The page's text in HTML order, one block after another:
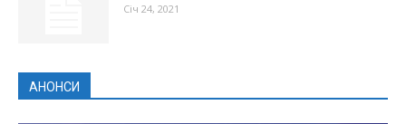
Січ 24, 2021
АНОНСИ